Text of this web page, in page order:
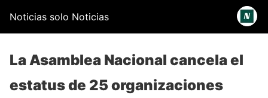
Noticias solo Noticias
La Asamblea Nacional cancela el
estatus de 25 organizaciones